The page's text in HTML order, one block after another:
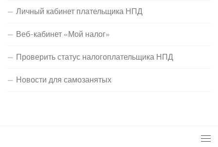
Личный кабинет плательщика НПД
Веб-кабинет «Мой налог»
Проверить статус налогоплательщика НПД
Новости для самозанятых